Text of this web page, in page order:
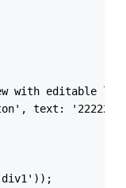
with editable
text: